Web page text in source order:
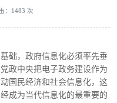
：1483 次
础，政府信息化必须率先垂
政中央把电子政务建设作为
国民经济和社会信息化，这
成为当代信息化的最重要的